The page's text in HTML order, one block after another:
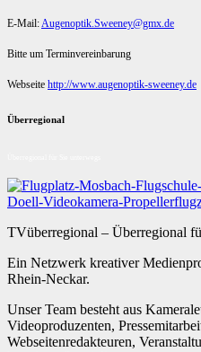
E-Mail:Augenoptik.Sweeney@gmx.de
Bitte um Terminvereinbarung
Webseite http://www.augenoptik-sweeney.de
Überregional
TVüberregional – Überregional
Ein Netzwerk kreativer
Rhein-Neckar.
Unser Team besteht aus
Videoproduzenten,
Webseitenredakteuren,